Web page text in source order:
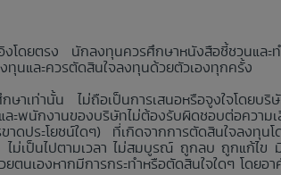
ดยตรง นักลงทุนควรศึกษาหนังสือชี้ชวนและ
นและควรตัดสินใจลงทุนด้วยตัวเองทุกครั้ง
เท่านั้น ไม่ถือเป็นการเสนอหรือจูงใจโดยบริ
ะพนักงานของบริษัทไม่ต้องรับผิดชอบต่อความ
ประโยชน์ใดๆ) ที่เกิดจากการตัดสินใจลงทุนโ
ม่เป็นไปตามเวลา ไม่สมบูรณ์ ถูกลบ ถูกแก้ไ
นเองหากมีการกระทำหรือตัดสินใจใดๆ โดยอา